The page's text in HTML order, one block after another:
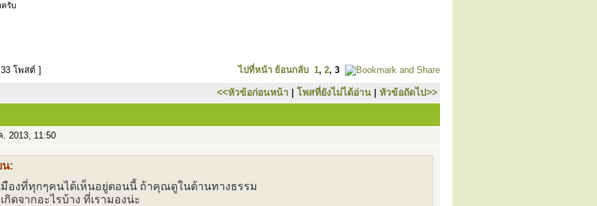
รับ
33 โพสต์ ] ไปที่หน้า ย้อนกลับ 1, 2, 3
<<หัวข้อก่อนหน้า | โพสที่ยังไม่ได้อ่าน | หัวข้อถัดไป>>
. 2013, 11:50
น:
มืองที่ทุกๆคนได้เห็นอยู่ตอนนี้ ถ้าคุณดูในด้านทางธรรม
ดจากอะไรบ้าง ที่เรามองน่ะ